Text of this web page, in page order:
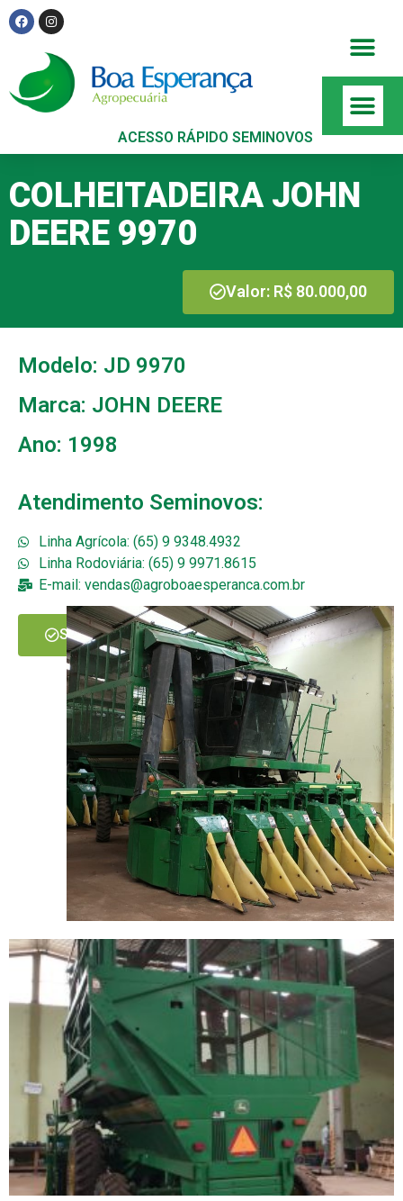
ACESSO RÁPIDO SEMINOVOS
COLHEITADEIRA JOHN
DEERE 9970
Valor: R$ 80.000,00
Modelo: JD 9970
Marca: JOHN DEERE
Ano: 1998
Atendimento Seminovos:
Linha Agrícola: (65) 9 9348.4932
Linha Rodoviária: (65) 9 9971.8615
E-mail: vendas@agroboaesperanca.com.br
SOLICITAR MAIS INFORMAÇÕES